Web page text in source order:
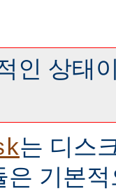
인 상태
는 디스
은 기본